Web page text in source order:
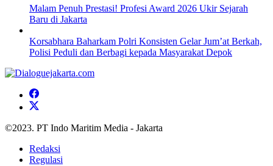
Malam Penuh Prestasi! Profesi Award 2026 Ukir Sejarah
Baru di Jakarta
Korsabhara Baharkam Polri Konsisten Gelar Jum’at Berkah,
Polisi Peduli dan Berbagi kepada Masyarakat Depok
©2023. PT Indo Maritim Media - Jakarta
Redaksi
Regulasi